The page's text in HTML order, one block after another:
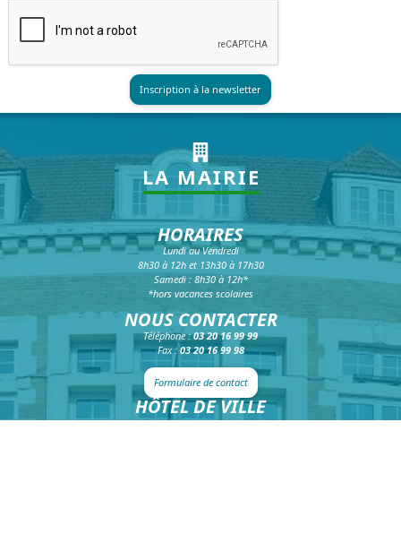
LA MAIRIE
HORAIRES
Lundi au Vendredi
8h30 à 12h et 13h30 à 17h30
Samedi : 8h30 à 12h*
*hors vacances scolaires
NOUS CONTACTER
Téléphone :03 20 16 99 99
Fax : 03 20 16 99 98
Formulaire de contact
HÔTEL DE VILLE